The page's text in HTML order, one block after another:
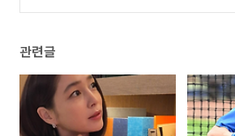
관련글